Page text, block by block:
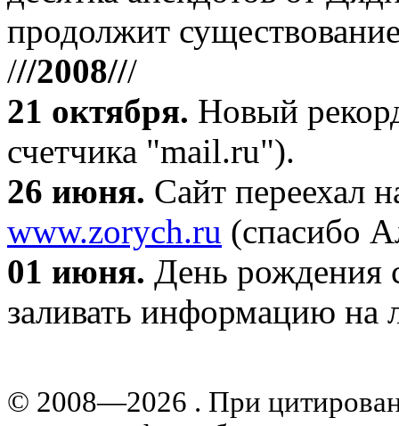
продолжит
///2008///
21 октября. Новый
счетчика "mail.ru").
26 июня. Сайт переехал
www.zorych.ru (спасибо
01 июня. День рождения
заливать информацию на
© 2008—2026 . При